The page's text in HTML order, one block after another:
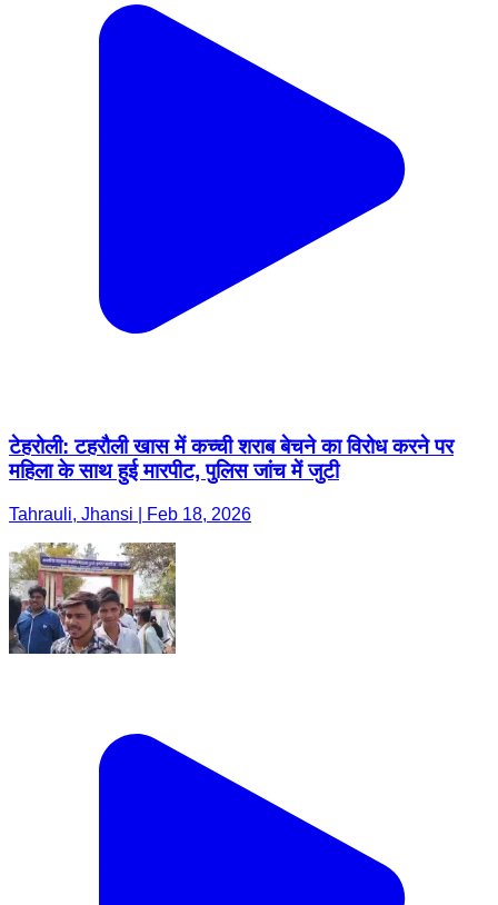
टेहरोली: टहरौली खास में कच्ची शराब बेचने का विरोध करने पर
महिला के साथ हुई मारपीट, पुलिस जांच में जुटी
Tahrauli, Jhansi | Feb 18, 2026